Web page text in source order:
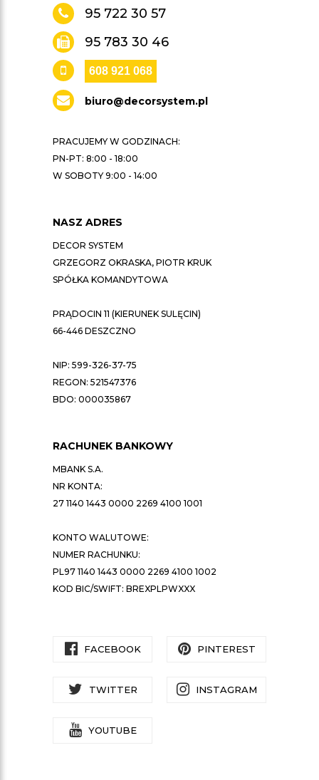
95 722 30 57
95 783 30 46
608 921 068
biuro@decorsystem.pl
PRACUJEMY W GODZINACH:
PN-PT: 8:00 - 18:00
W SOBOTY 9:00 - 14:00
NASZ ADRES
DECOR SYSTEM
GRZEGORZ OKRASKA, PIOTR KRUK
SPÓŁKA KOMANDYTOWA
PRĄDOCIN 11 (KIERUNEK SULĘCIN)
66-446 DESZCZNO
NIP: 599-326-37-75
REGON: 521547376
BDO: 000035867
RACHUNEK BANKOWY
MBANK S.A.
NR KONTA:
27 1140 1443 0000 2269 4100 1001
KONTO WALUTOWE:
NUMER RACHUNKU:
PL97 1140 1443 0000 2269 4100 1002
KOD BIC/SWIFT: BREXPLPWXXX
FACEBOOK PINTEREST
TWITTER INSTAGRAM
YOUTUBE